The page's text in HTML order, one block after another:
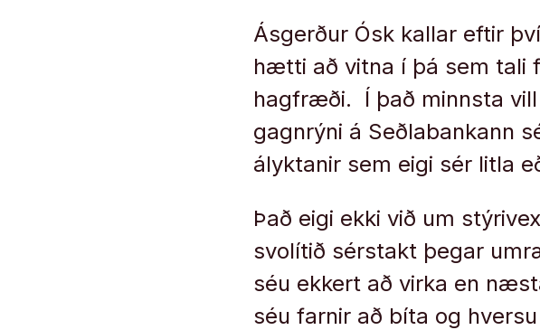
Ásgerður Ósk kallar eftir
hætti að vitna í þá sem tali
hagfræði. Í það minnsta
gagnrýni á Seðlabankann
ályktanir sem eigi sér litla
Það eigi ekki við um
svolítið sérstakt þegar
séu ekkert að virka en
séu farnir að bíta og